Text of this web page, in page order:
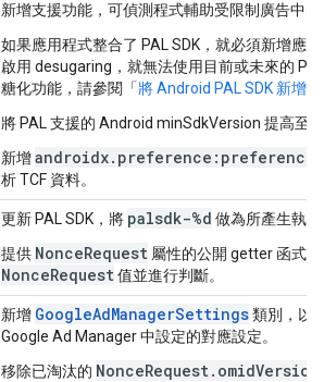
新增支援功能，可偵測程式輔助受限制廣告中
如果應用程式整合了 PAL SDK，就必須新增應
啟用 desugaring，就無法使用目前或未來的
糖化功能，請參閱「將 Android PAL SDK 新增
將 PAL 支援的 Android minSdkVersion 提高至
新增androidx.preference:preference
析 TCF 資料。
更新 PAL SDK，將 palsdk-%d 做為所產生執
提供 NonceRequest 屬性的公開 getter 函式
NonceRequest值並進行判斷。
新增 GoogleAdManagerSettings類別，以
Google Ad Manager 中設定的對應設定。
移除已淘汰的